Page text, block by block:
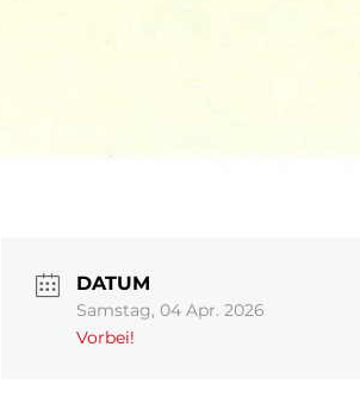
DATUM
Samstag, 04 Apr. 2026
Vorbei!